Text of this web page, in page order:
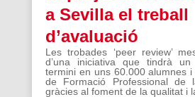
a Sevilla el treball
d’avaluació
Les trobades ‘peer review’
d’una iniciativa que tindrà
termini en uns 60.000 alumnes
de Formació Professional de
gràcies al foment de la qualitat i